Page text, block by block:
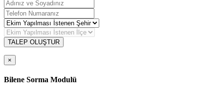
TALEP OLUŞTUR
×
Bilene Sorma Modulü